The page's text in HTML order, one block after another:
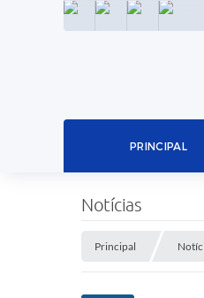
INSTAGRAMFACEBOOKLINKEDIN
PRINCIPAL
Notícias
Principal